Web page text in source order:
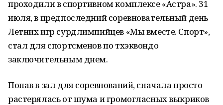
проходили в спортивном комплексе «Астра». 31
июля, в предпоследний соревновательный день
Летних игр сурдлимпийцев «Мы вместе. Спорт»,
стал для спортсменов по тхэквондо
заключительным днем.
Попав в зал для соревнований, сначала просто
растерялась от шума и громогласных выкриков